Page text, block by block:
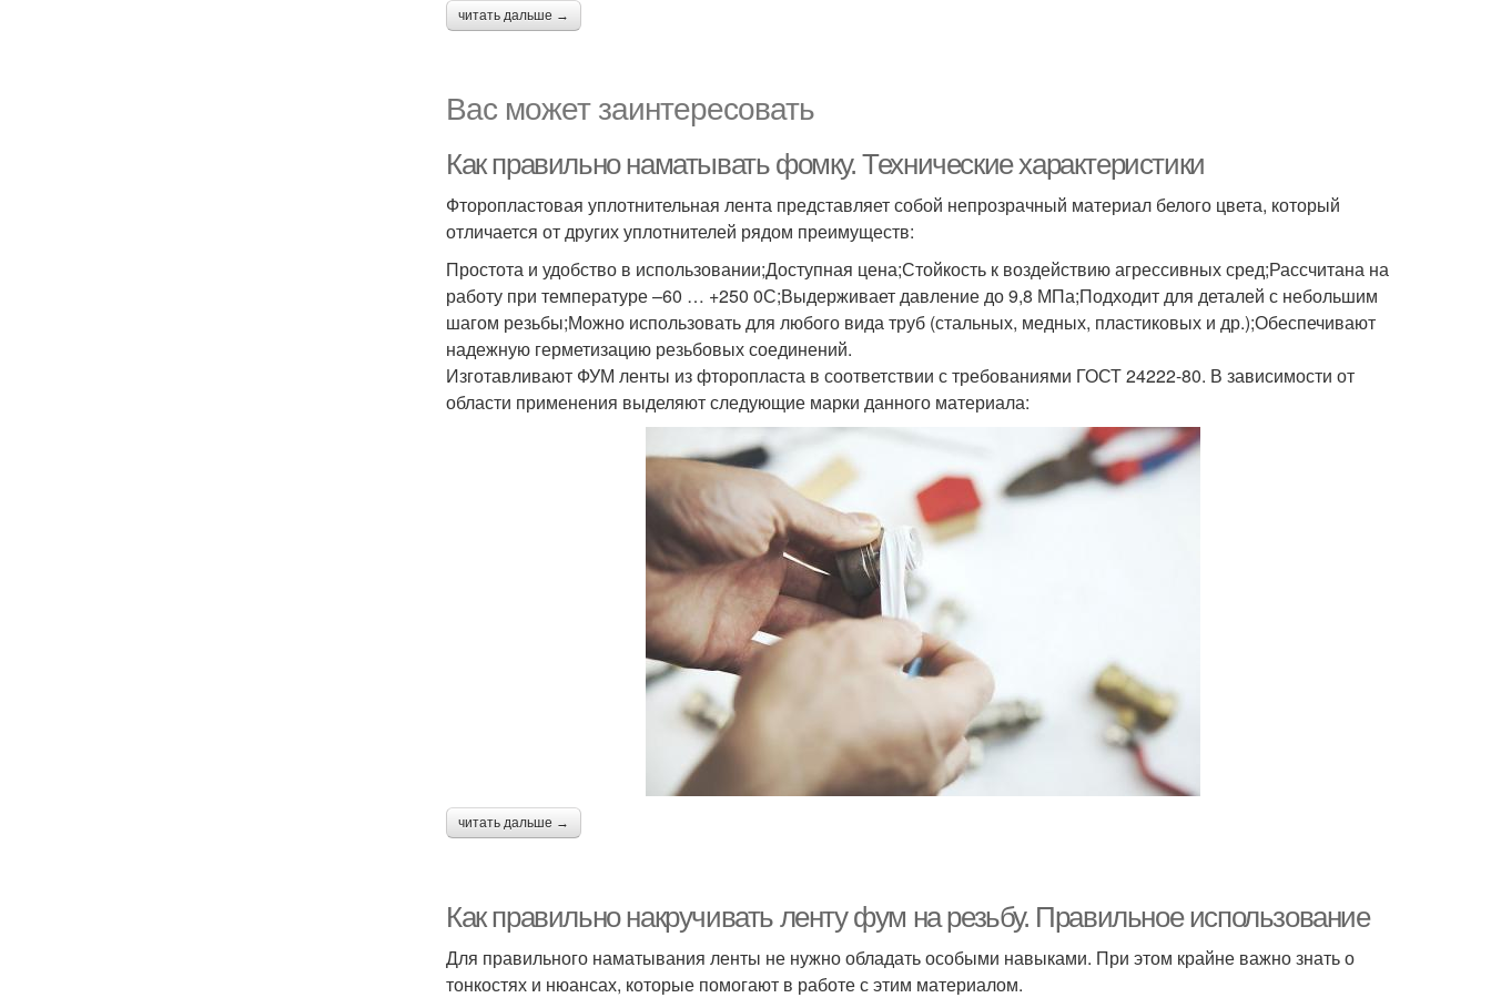
читать дальше →
Вас может заинтересовать
Как правильно наматывать фомку. Технические характеристики
Фторопластовая уплотнительная лента представляет собой непрозрачный материал белого цвета, который
отличается от других уплотнителей рядом преимуществ:
Простота и удобство в использовании;Доступная цена;Стойкость к воздействию агрессивных сред;Рассчитана на
работу при температуре –60 … +250 0С;Выдерживает давление до 9,8 МПа;Подходит для деталей с небольшим
шагом резьбы;Можно использовать для любого вида труб (стальных, медных, пластиковых и др.);Обеспечивают
надежную герметизацию резьбовых соединений.
Изготавливают ФУМ ленты из фторопласта в соответствии с требованиями ГОСТ 24222-80. В зависимости от
области применения выделяют следующие марки данного материала:
читать дальше →
Как правильно накручивать ленту фум на резьбу. Правильное использование
Для правильного наматывания ленты не нужно обладать особыми навыками. При этом крайне важно знать о
тонкостях и нюансах, которые помогают в работе с этим материалом.